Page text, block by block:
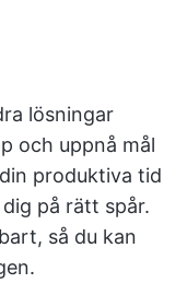
lösningar
och uppnå mål
produktiva tid
på rätt spår.
så du kan